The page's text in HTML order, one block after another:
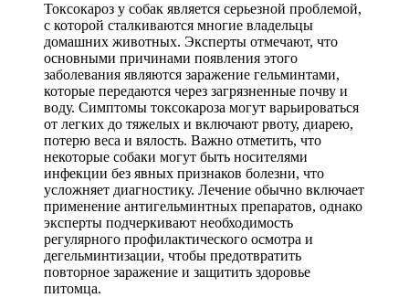
Токсокароз у собак является серьезной проблемой,
с которой сталкиваются многие владельцы
домашних животных. Эксперты отмечают, что
основными причинами появления этого
заболевания являются заражение гельминтами,
которые передаются через загрязненные почву и
воду. Симптомы токсокароза могут варьироваться
от легких до тяжелых и включают рвоту, диарею,
потерю веса и вялость. Важно отметить, что
некоторые собаки могут быть носителями
инфекции без явных признаков болезни, что
усложняет диагностику. Лечение обычно включает
применение антигельминтных препаратов, однако
эксперты подчеркивают необходимость
регулярного профилактического осмотра и
дегельминтизации, чтобы предотвратить
повторное заражение и защитить здоровье
питомца.